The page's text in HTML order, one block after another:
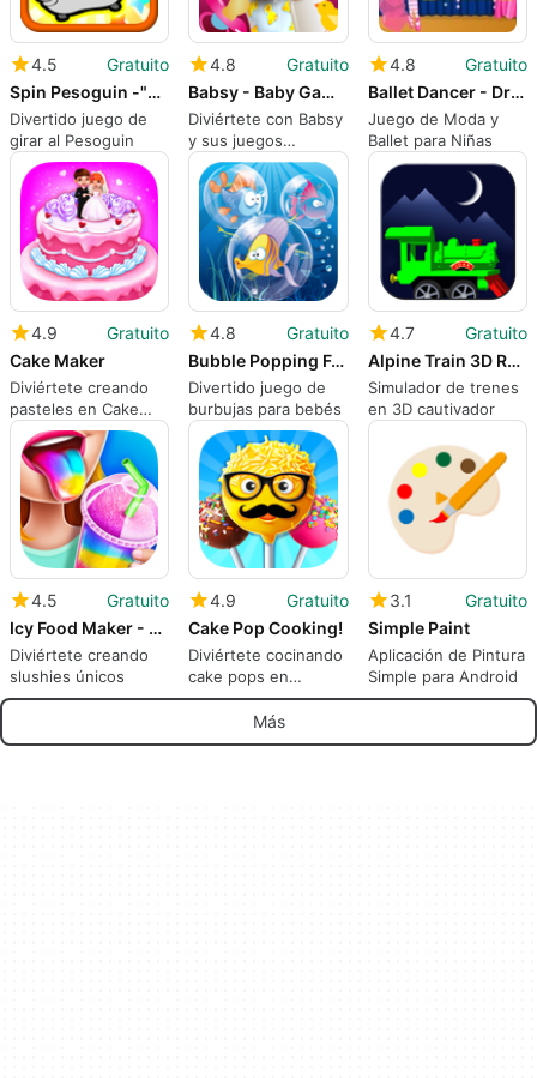
4.5
Gratuito
Spin Pesoguin -"Spin Penguin"
Divertido juego de
girar al Pesoguin
4.8
Gratuito
Babsy - Baby Games: Kid Games
Diviértete con Babsy
y sus juegos
educativos
4.8
Gratuito
Ballet Dancer - Dress Up Game
Juego de Moda y
Ballet para Niñas
4.9
Gratuito
Cake Maker
Diviértete creando
pasteles en Cake
Maker
4.8
Gratuito
Bubble Popping For Babies FREE
Divertido juego de
burbujas para bebés
4.7
Gratuito
Alpine Train 3D Rail Simulator
Simulador de trenes
en 3D cautivador
4.5
Gratuito
Icy Food Maker - Frozen Slushy
Diviértete creando
slushies únicos
4.9
Gratuito
Cake Pop Cooking!
Diviértete cocinando
cake pops en
Android
3.1
Gratuito
Simple Paint
Aplicación de Pintura
Simple para Android
Más